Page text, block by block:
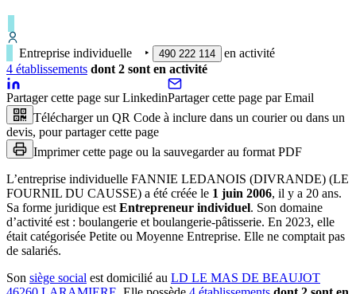
Entreprise individuelle ‣ 490 222 114
en activité
4 établissements dont 2 sont en activité
Partager cette page sur LinkedinPartager cette page par Email
Télécharger un QR Code à inclure dans un courier ou dans un
devis, pour partager cette page
Imprimer cette page ou la sauvegarder au format PDF
L’entreprise individuelle FANNIE LEDANOIS (DIVRANDE) (LE
FOURNIL DU CAUSSE) a été créée le 1 juin 2006, il y a 20 ans.
Sa forme juridique est Entrepreneur individuel. Son domaine
d’activité est : boulangerie et boulangerie-pâtisserie. En 2023, elle
était catégorisée Petite ou Moyenne Entreprise. Elle ne comptait pas
de salariés.
Son siège social est domicilié au LD LE MAS DE BEAUJOT